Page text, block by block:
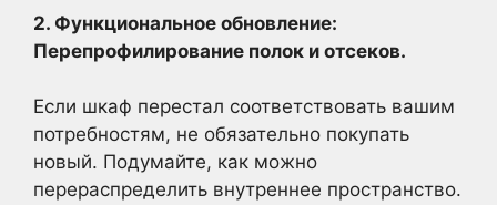
2. Функциональное обновление:
Перепрофилирование полок и отсеков.
Если шкаф перестал соответствовать вашим
потребностям, не обязательно покупать
новый. Подумайте, как можно
перераспределить внутреннее пространство.